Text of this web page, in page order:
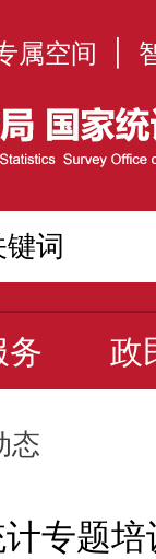
属空间
务 政
态
专题